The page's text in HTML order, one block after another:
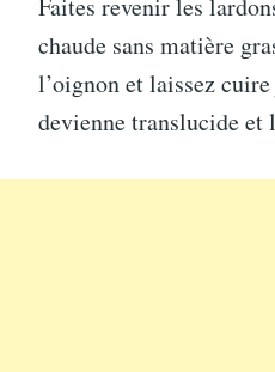
Faites revenir les
chaude sans matière
l’oignon et laissez cuire
devienne translucide et